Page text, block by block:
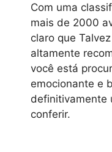
Com uma
mais de 2000
claro que
altamente
você está
emocionante e
definitivamente
conferir.